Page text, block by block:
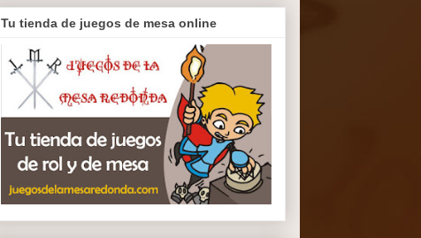
Tu tienda de juegos de mesa online